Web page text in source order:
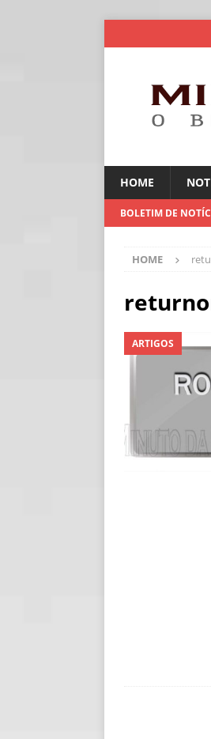
HOME
BOLETIM DE
HOME
ARTIGOS